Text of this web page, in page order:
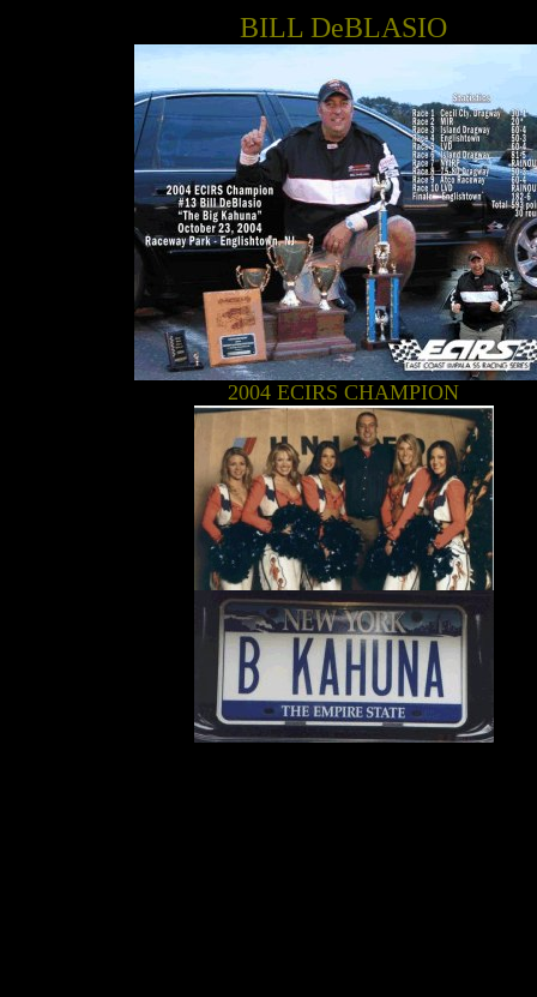
BILL DeBLASIO
2004 ECIRS CHAMPION